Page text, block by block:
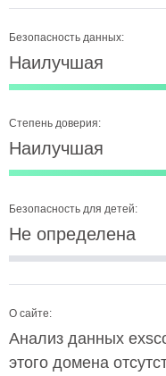
Безопасность данных:
Наилучшая
Степень доверия:
Наилучшая
Безопасность для детей:
Не определена
О сайте:
Анализ данных
этого домена